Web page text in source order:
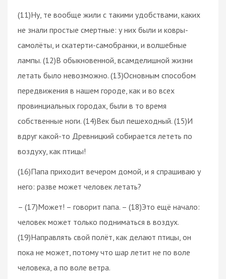
(11)Ну, те вообще жили с такими удобствами, каких
не знали простые смертные: у них были и ковры-
самолёты, и скатерти-самобранки, и волшебные
лампы. (12)В обыкновенной, всамделишной жизни
летать было невозможно. (13)Основным способом
передвижения в нашем городе, как и во всех
провинциальных городах, были в то время
собственные ноги. (14)Век был пешеходный. (15)И
вдруг какой-то Древницкий собирается лететь по
воздуху, как птицы!
(16)Папа приходит вечером домой, и я спрашиваю у
него: разве может человек летать?
– (17)Может! – говорит папа. – (18)Это ещё начало:
человек может только подниматься в воздух.
(19)Направлять свой полёт, как делают птицы, он
пока не может, потому что шар летит не по воле
человека, а по воле ветра.